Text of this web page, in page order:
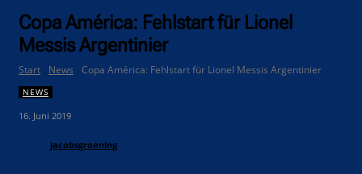
Copa América: Fehlstart für Lionel
Messis Argentinier
Start News Copa América: Fehlstart für Lionel Messis Argentinier
NEWS
16. Juni 2019
jacobsgroening